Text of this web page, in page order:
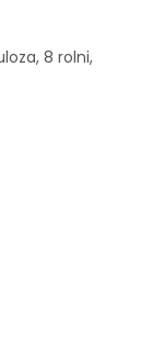
8 rolni,